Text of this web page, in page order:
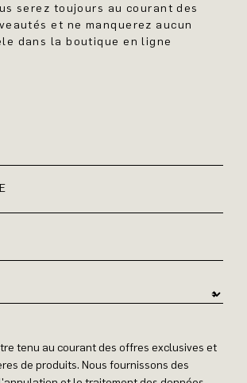
serez toujours au courant des
et ne manquerez aucun
dans la boutique en ligne
tenu au courant des offres exclusives et
de produits. Nous fournissons des